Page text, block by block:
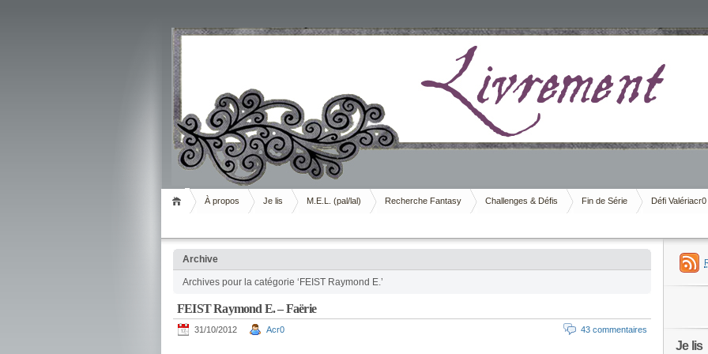
Livrement
À propos Je lis M.E.L. (pal/lal) Recherche Fantasy Challenges & Défis Fin de Série Défi Valériacr0
Archive
Archives pour la catégorie ‘FEIST Raymond E.’
FEIST Raymond E. – Faërie
31/10/2012 Acr0 43 commentaires
Je lis